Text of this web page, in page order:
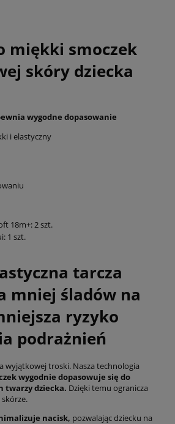
miękki smoczek
skóry dziecka
wygodne dopasowanie
i elastyczny
18m+: 2 szt.
1 szt.
tarcza
mniej śladów na
ryzyko
podrażnień
wyjątkowej troski. Nasza technologia
wygodnie dopasowuje się do
twarzy dziecka. Dzięki temu ogranicza
nacisk, pozwalając dziecku na